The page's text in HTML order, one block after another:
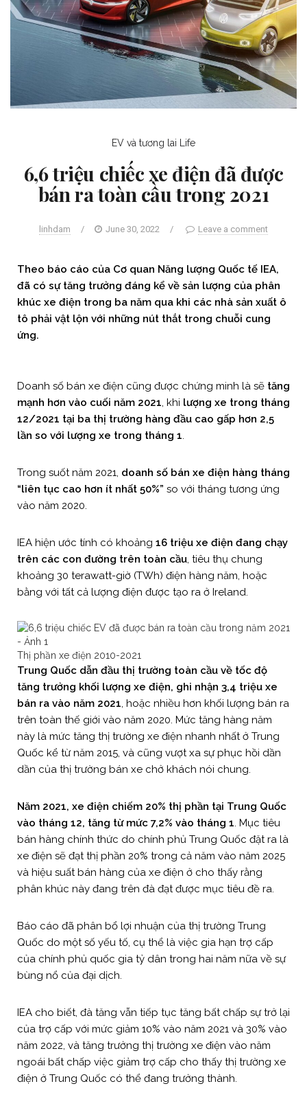
EV và tương lai Life
6,6 triệu chiếc xe điện đã được
bán ra toàn cầu trong 2021
linhdam / June 30, 2022 / Leave a comment
Theo báo cáo của Cơ quan Năng lượng Quốc tế IEA,
đã có sự tăng trưởng đáng kể về sản lượng của phân
khúc xe điện trong ba năm qua khi các nhà sản xuất ô
tô phải vật lộn với những nút thắt trong chuỗi cung
ứng.
Doanh số bán xe điện cũng được chứng minh là sẽ tăng
mạnh hơn vào cuối năm 2021, khi lượng xe trong tháng
12/2021 tại ba thị trường hàng đầu cao gấp hơn 2,5
lần so với lượng xe trong tháng 1.
Trong suốt năm 2021, doanh số bán xe điện hàng tháng
“liên tục cao hơn ít nhất 50%” so với tháng tương ứng
vào năm 2020.
IEA hiện ước tính có khoảng 16 triệu xe điện đang chạy
trên các con đường trên toàn cầu, tiêu thụ chung
khoảng 30 terawatt-giờ (TWh) điện hàng năm, hoặc
bằng với tất cả lượng điện được tạo ra ở Ireland.
Thị phần xe điện 2010-2021
Trung Quốc dẫn đầu thị trường toàn cầu về tốc độ
tăng trưởng khối lượng xe điện, ghi nhận 3,4 triệu xe
bán ra vào năm 2021, hoặc nhiều hơn khối lượng bán ra
trên toàn thế giới vào năm 2020. Mức tăng hàng năm
này là mức tăng thị trường xe điện nhanh nhất ở Trung
Quốc kể từ năm 2015, và cũng vượt xa sự phục hồi dần
dần của thị trường bán xe chở khách nói chung.
Năm 2021, xe điện chiếm 20% thị phần tại Trung Quốc
vào tháng 12, tăng từ mức 7,2% vào tháng 1. Mục tiêu
bán hàng chính thức do chính phủ Trung Quốc đặt ra là
xe điện sẽ đạt thị phần 20% trong cả năm vào năm 2025
và hiệu suất bán hàng của xe điện ở cho thấy rằng
phân khúc này đang trên đà đạt được mục tiêu đề ra.
Báo cáo đã phân bổ lợi nhuận của thị trường Trung
Quốc do một số yếu tố, cụ thể là việc gia hạn trợ cấp
của chính phủ quốc gia tỷ dân trong hai năm nữa về sự
bùng nổ của đại dịch.
IEA cho biết, đà tăng vẫn tiếp tục tăng bất chấp sự trở lại
của trợ cấp với mức giảm 10% vào năm 2021 và 30% vào
năm 2022, và tăng trưởng thị trường xe điện vào năm
ngoái bất chấp việc giảm trợ cấp cho thấy thị trường xe
điện ở Trung Quốc có thể đang trưởng thành.